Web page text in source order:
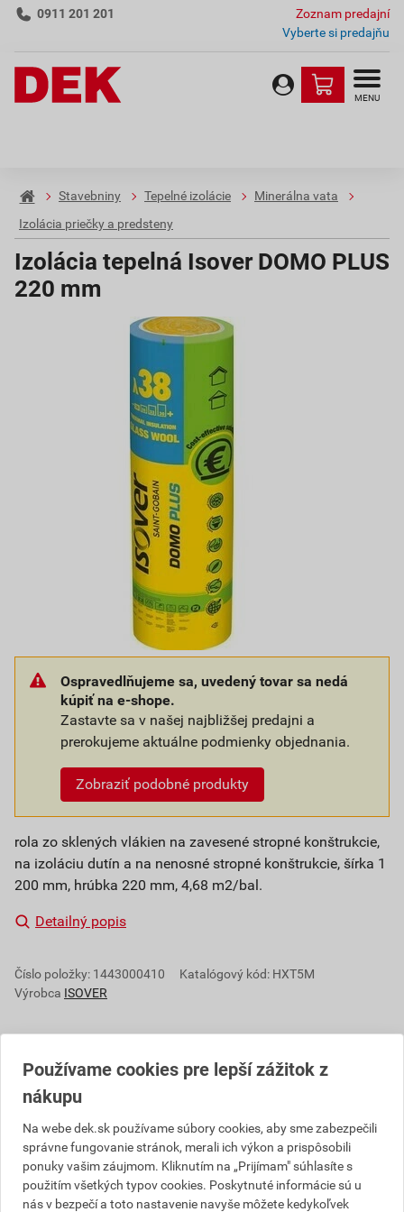
0911 201 201
Zoznam predajní
Vyberte si predajňu
MENU
Stavebniny Tepelné izolácie
Minerálna vata
Izolácia priečky a predsteny
Izolácia tepelná Isover DOMO PLUS
220 mm
Ospravedlňujeme sa, uvedený tovar sa nedá
kúpiť na e-shope.
Zastavte sa v našej najbližšej predajni a
prerokujeme aktuálne podmienky objednania.
Zobraziť podobné produkty
rola zo sklených vlákien na zavesené stropné konštrukcie,
na izoláciu dutín a na nenosné stropné konštrukcie, šírka 1
200 mm, hrúbka 220 mm, 4,68 m2/bal.
Detailný popis
Číslo položky: 1443000410
Katalógový kód: HXT5M
Výrobca ISOVER
Popis
Isover. Výroba je založená na metóde rozvlákňovania
taveniny skla a ďalších prímesí a prísad. Vytvorené
minerálne vlákna sa v rámci výrobnej linky spracujú
do finálneho tvaru pásu. Vlákna sú po celom povrchu
Používame cookies pre lepší zážitok z
nákupu
Na webe dek.sk používame súbory cookies, aby sme zabezpečili
správne fungovanie stránok, merali ich výkon a prispôsobili
ponuky vašim záujmom. Kliknutím na „Prijímam" súhlasíte s
použitím všetkých typov cookies. Poskytnuté informácie sú u
nás v bezpečí a toto nastavenie navyše môžete kedykoľvek